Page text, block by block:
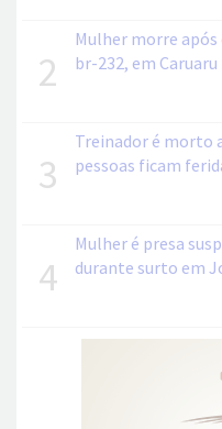
2
Mulher morre
br-232, em Caruaru
3
Treinador é morto
pessoas ficam
4
Mulher é presa
durante surto em